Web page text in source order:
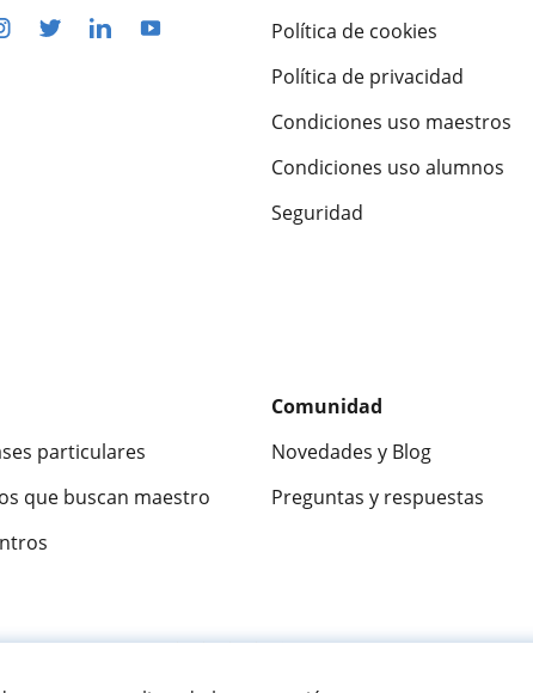
Política de cookies
Política de privacidad
Condiciones uso maestros
Condiciones uso alumnos
Seguridad
particulares
que buscan maestro
Comunidad
Novedades y Blog
Preguntas y respuestas
9,5/10 ★★★★★